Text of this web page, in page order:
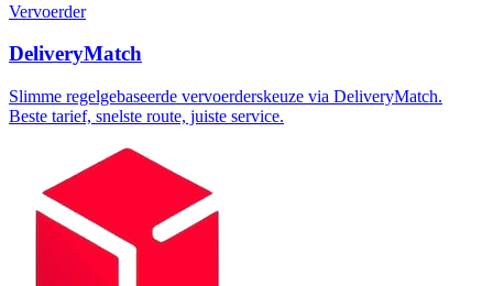
Vervoerder
DeliveryMatch
Slimme regelgebaseerde vervoerderskeuze via DeliveryMatch.
Beste tarief, snelste route, juiste service.